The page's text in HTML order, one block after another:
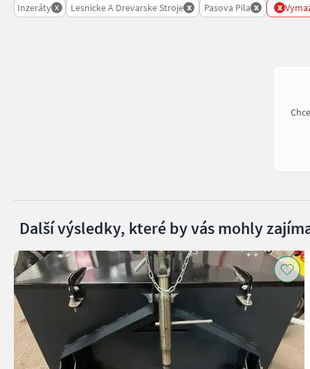
Inzeráty x Lesnicke A Drevarske Stroje x Pasova Pila x x
Další výsledky, které by vás mohly